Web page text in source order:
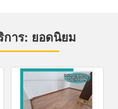
าร: ยอดนิยม